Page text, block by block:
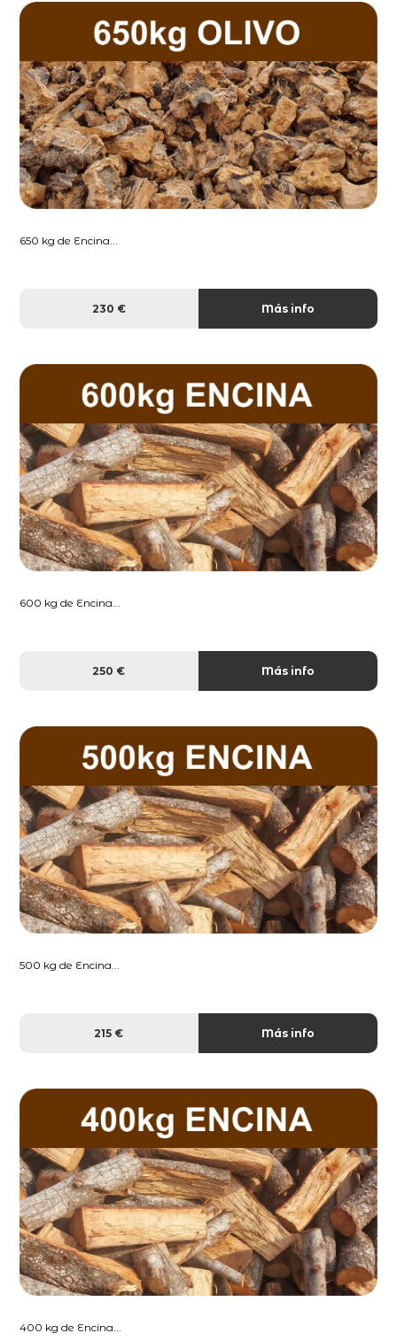
650 kg de Encina...
230 € Más info
600 kg de Encina...
250 € Más info
500 kg de Encina...
215 € Más info
400 kg de Encina...